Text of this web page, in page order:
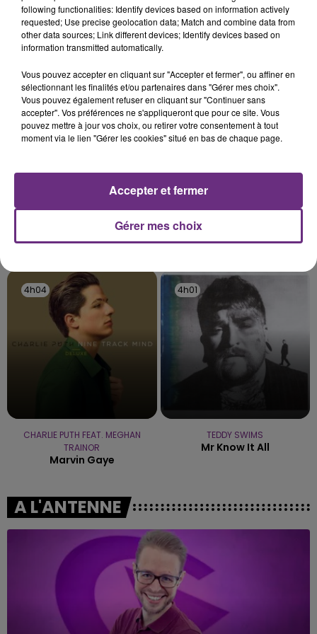
C'était l'une des institutions du centre-ville
rémois. Le magasin JouéClub est contraint de
fermer ses portes.
TITRES DIFFUSÉS
4h10
4h10
GIMS
4h07
4h07
TAME IMPALA & JENNIE
4h04
4h04
CHARLIE PUTH FEAT. MEGHAN
TRAINOR
Marvin Gaye
4h01
4h01
TEDDY SWIMS
Mr Know It All
A L'ANTENNE
following functionalities: Identify devices based on information actively
requested; Use precise geolocation data; Match and combine data from
other data sources; Link different devices; Identify devices based on
information transmitted automatically.
Vous pouvez accepter en cliquant sur "Accepter et fermer", ou affiner en
sélectionnant les finalités et/ou partenaires dans "Gérer mes choix".
Vous pouvez également refuser en cliquant sur "Continuer sans
accepter". Vos préférences ne s'appliqueront que pour ce site. Vous
pouvez mettre à jour vos choix, ou retirer votre consentement à tout
moment via le lien "Gérer les cookies" situé en bas de chaque page.
Gérer mes choix
Accepter et fermer